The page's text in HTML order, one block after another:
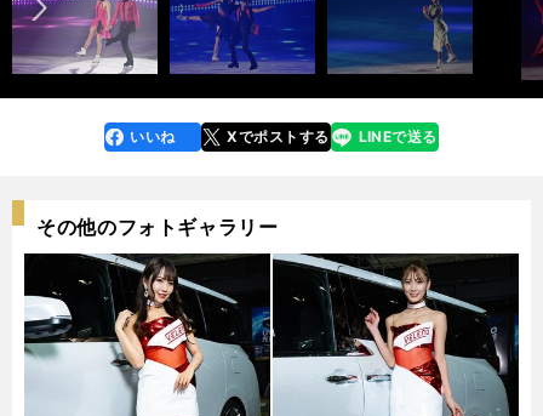
faceboo
k
いいね Xでポストする
line LINEで送る
その他のフォトギャラリー